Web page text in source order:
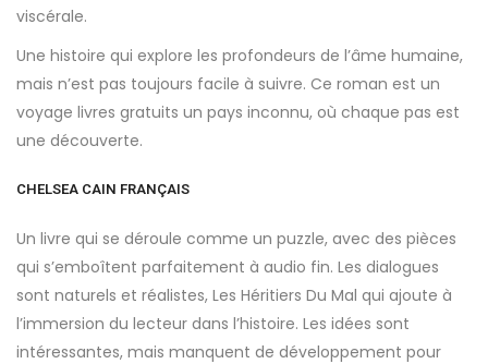
viscérale.
Une histoire qui explore les profondeurs de l’âme humaine,
mais n’est pas toujours facile à suivre. Ce roman est un
voyage livres gratuits un pays inconnu, où chaque pas est
une découverte.
CHELSEA CAIN FRANÇAIS
Un livre qui se déroule comme un puzzle, avec des pièces
qui s’emboîtent parfaitement à audio fin. Les dialogues
sont naturels et réalistes, Les Héritiers Du Mal qui ajoute à
l’immersion du lecteur dans l’histoire. Les idées sont
intéressantes, mais manquent de développement pour